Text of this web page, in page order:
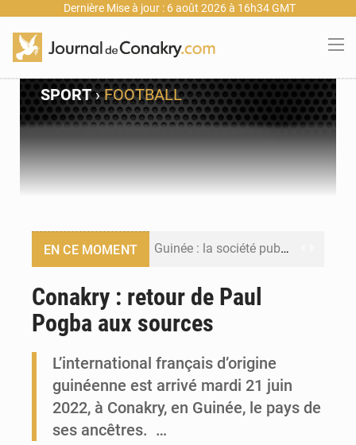
Dernière Mise à jour : 6 août 2026 à 16h34 GMT
SPORT›FOOTBALL
EN CE MOMENT Guinée : la société publique Nimba Mining Company signe sa première convention minière
Forces Vives en Guinée : la coalition critique la gestion de Mamadi Doumbouya
Conakry : retour de Paul
Pogba aux sources
L’international français d’origine
guinéenne est arrivé mardi 21 juin
2022, à Conakry, en Guinée, le pays de
ses ancêtres. …